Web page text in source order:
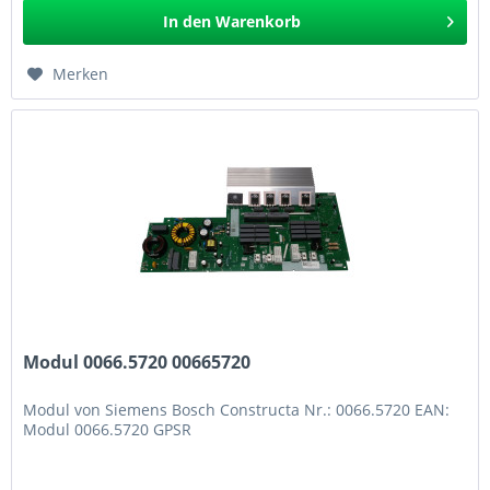
In den Warenkorb
Merken
Modul 0066.5720 00665720
Modul von Siemens Bosch Constructa Nr.: 0066.5720 EAN:
Modul 0066.5720 GPSR